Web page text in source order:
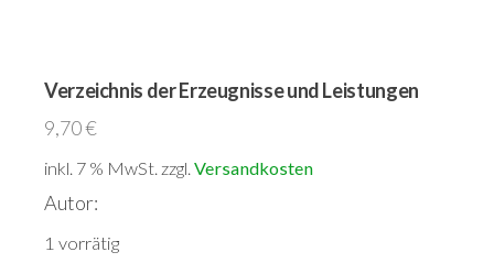
Verzeichnis der Erzeugnisse und Leistungen
9,70€
inkl. 7 % MwSt. zzgl. Versandkosten
Autor:
1 vorrätig